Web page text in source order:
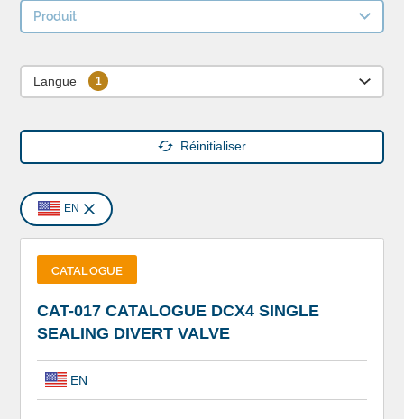
Produit
Langue
Réinitialiser
EN
CATALOGUE
CAT-017 CATALOGUE DCX4 SINGLE
SEALING DIVERT VALVE
EN